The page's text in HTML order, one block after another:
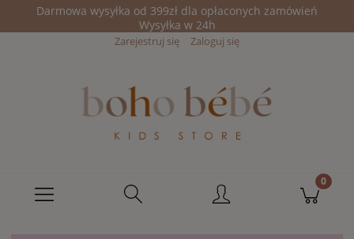
Darmowa wysyłka od 399zł dla opłaconych zamówień
Wysyłka w 24h
Zarejestruj się Zaloguj się